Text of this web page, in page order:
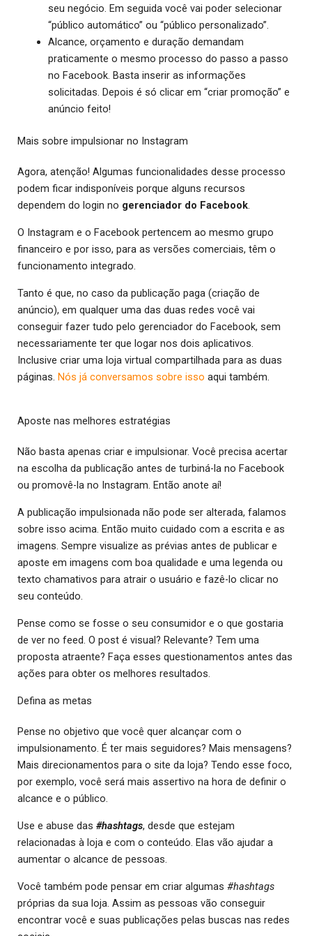
seu negócio. Em seguida você vai poder selecionar
“público automático” ou “público personalizado”.
Alcance, orçamento e duração demandam
praticamente o mesmo processo do passo a passo
no Facebook. Basta inserir as informações
solicitadas. Depois é só clicar em “criar promoção” e
anúncio feito!
Mais sobre impulsionar no Instagram
Agora, atenção! Algumas funcionalidades desse processo
podem ficar indisponíveis porque alguns recursos
dependem do login no gerenciador do Facebook.
O Instagram e o Facebook pertencem ao mesmo grupo
financeiro e por isso, para as versões comerciais, têm o
funcionamento integrado.
Tanto é que, no caso da publicação paga (criação de
anúncio), em qualquer uma das duas redes você vai
conseguir fazer tudo pelo gerenciador do Facebook, sem
necessariamente ter que logar nos dois aplicativos.
Inclusive criar uma loja virtual compartilhada para as duas
páginas. Nós já conversamos sobre isso aqui também.
Aposte nas melhores estratégias
Não basta apenas criar e impulsionar. Você precisa acertar
na escolha da publicação antes de turbiná-la no Facebook
ou promovê-la no Instagram. Então anote aí!
A publicação impulsionada não pode ser alterada, falamos
sobre isso acima. Então muito cuidado com a escrita e as
imagens. Sempre visualize as prévias antes de publicar e
aposte em imagens com boa qualidade e uma legenda ou
texto chamativos para atrair o usuário e fazê-lo clicar no
seu conteúdo.
Pense como se fosse o seu consumidor e o que gostaria
de ver no feed. O post é visual? Relevante? Tem uma
proposta atraente? Faça esses questionamentos antes das
ações para obter os melhores resultados.
Defina as metas
Pense no objetivo que você quer alcançar com o
impulsionamento. É ter mais seguidores? Mais mensagens?
Mais direcionamentos para o site da loja? Tendo esse foco,
por exemplo, você será mais assertivo na hora de definir o
alcance e o público.
Use e abuse das #hashtags, desde que estejam
relacionadas à loja e com o conteúdo. Elas vão ajudar a
aumentar o alcance de pessoas.
Você também pode pensar em criar algumas #hashtags
próprias da sua loja. Assim as pessoas vão conseguir
encontrar você e suas publicações pelas buscas nas redes